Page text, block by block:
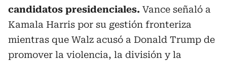
candidatos presidenciales. Vance señaló a
Kamala Harris por su gestión fronteriza
mientras que Walz acusó a Donald Trump de
promover la violencia, la división y la